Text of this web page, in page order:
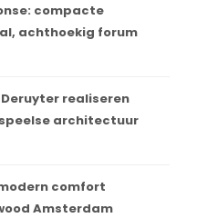
compacte
achthoekig forum
Deruyter realiseren
architectuur
comfort
Amsterdam